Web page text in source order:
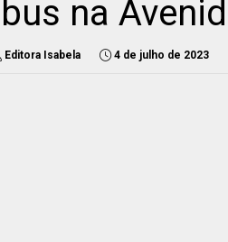
na
Editora Isabela 4 de julho de 2023